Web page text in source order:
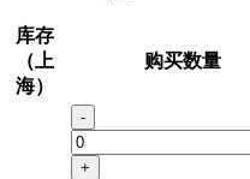
库存
（上
海）
购买数量
-
+